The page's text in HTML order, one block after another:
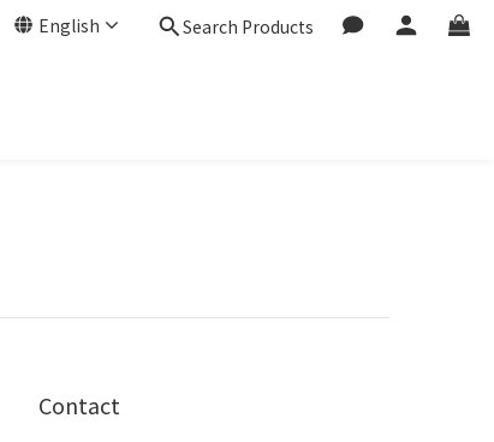
English Search Products
Contact